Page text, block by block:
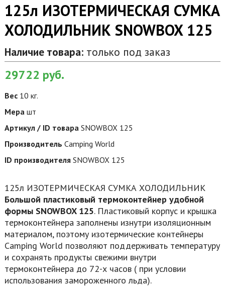
125л ИЗОТЕРМИЧЕСКАЯ СУМКА
ХОЛОДИЛЬНИК SNOWBOX 125
Наличие товара:только под заказ
29722 руб.
Вес 10 кг.
Мера шт
Артикул / ID товара SNOWBOX 125
Производитель Camping World
ID производителя SNOWBOX 125
125л ИЗОТЕРМИЧЕСКАЯ СУМКА ХОЛОДИЛЬНИК
Большой пластиковый термоконтейнер удобной
формы SNOWBOX 125. Пластиковый корпус и крышка
термоконтейнера заполнены изнутри изоляционным
материалом, поэтому изотермические контейнеры
Camping World позволяют поддерживать температуру
и сохранять продукты свежими внутри
термоконтейнера до 72-х часов ( при условии
использования замороженного льда).